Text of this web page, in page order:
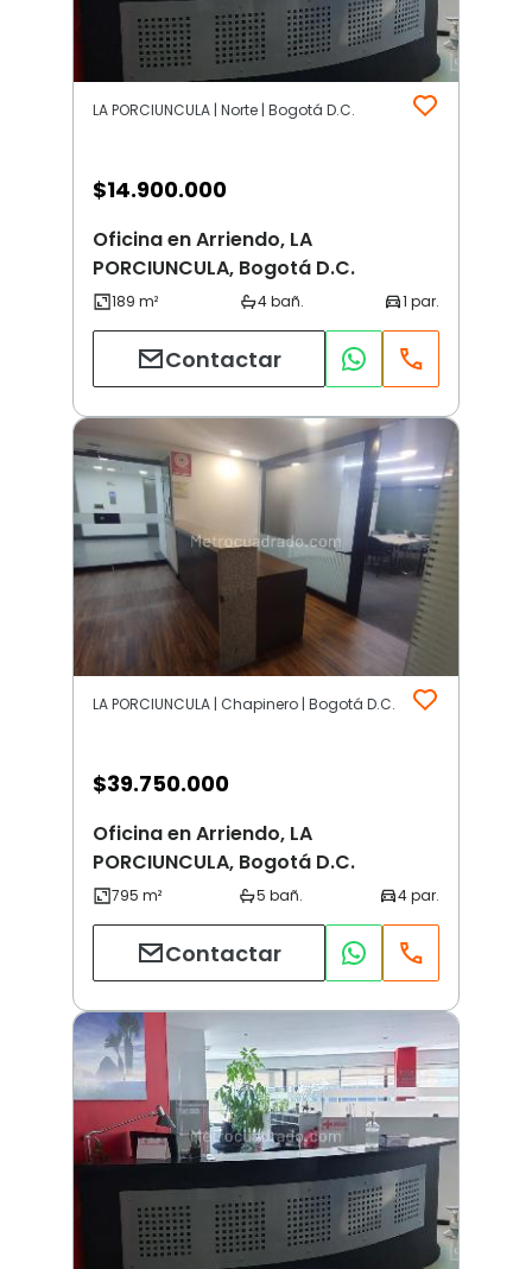
LA PORCIUNCULA | Norte | Bogotá D.C.
$14.900.000
Oficina en Arriendo, LA
PORCIUNCULA, Bogotá D.C.
Contactar
LA PORCIUNCULA | Chapinero | Bogotá D.C.
$39.750.000
Oficina en Arriendo, LA
PORCIUNCULA, Bogotá D.C.
Contactar